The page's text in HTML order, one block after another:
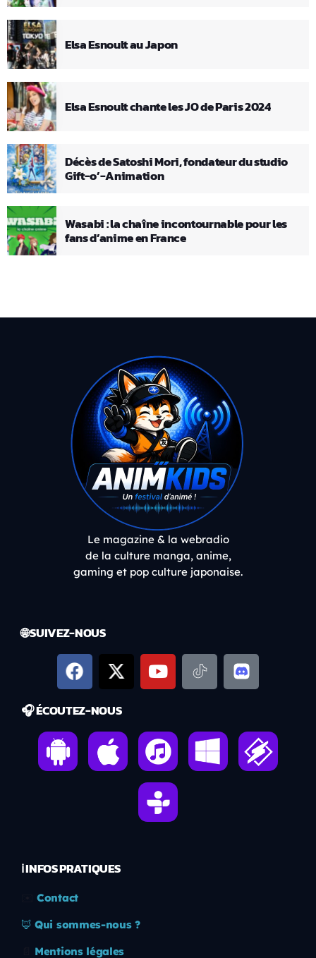
Elsa Esnoult au Japon
Elsa Esnoult chante les JO de Paris 2024
Décès de Satoshi Mori, fondateur du studio
Gift-o’-Animation
Wasabi : la chaîne incontournable pour les
fans d’anime en France
Le magazine & la webradio
de la culture manga, anime,
gaming et pop culture japonaise.
🌐 SUIVEZ-NOUS
🎧 ÉCOUTEZ-NOUS
ℹ️ INFOS PRATIQUES
Contact
🦊 Qui sommes-nous ?
Mentions légales